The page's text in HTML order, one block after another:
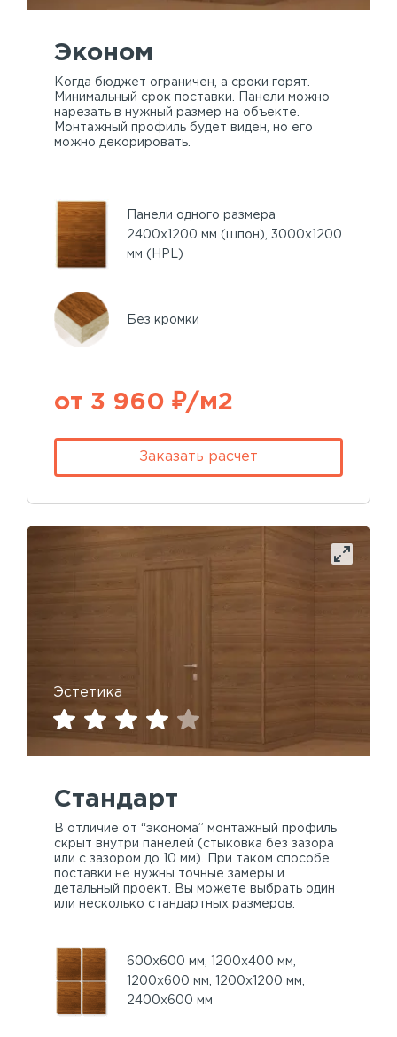
Эконом
Когда бюджет ограничен, а сроки горят.
Минимальный срок поставки. Панели можно
нарезать в нужный размер на объекте.
Монтажный профиль будет виден, но его
можно декорировать.
Панели одного размера
2400х1200 мм (шпон), 3000х1200
мм (HPL)
Без кромки
от 3 960 ₽/м2
Заказать расчет
Эстетика
Стандарт
В отличие от “эконома” монтажный профиль
скрыт внутри панелей (стыковка без зазора
или с зазором до 10 мм). При таком способе
поставки не нужны точные замеры и
детальный проект. Вы можете выбрать один
или несколько стандартных размеров.
600х600 мм, 1200х400 мм,
1200х600 мм, 1200х1200 мм,
2400х600 мм